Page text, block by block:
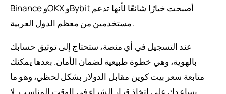
Binance وOKX وBybit أصبحت خيارًا شائعًا لأنها تدعم
مستخدمين من معظم الدول العربية.
عند التسجيل في أي منصة، ستحتاج إلى توثيق حسابك
بالهوية، وهي خطوة طبيعية لضمان الأمان. بعدها يمكنك
متابعة سعر بيت كوين مقابل الدولار بشكل لحظي، وهو ما